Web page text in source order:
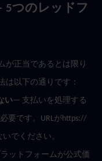
5つのレッドフ
が正当であるとは限り
は以下の通りです：
い— 支払いを処理する
要です。URLがhttps://
でください。
ットフォームが公式価